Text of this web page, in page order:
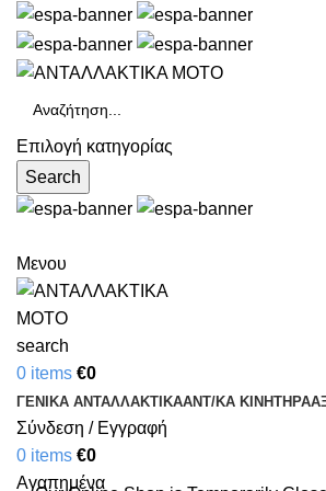
Επιλογή κατηγορίας
Search
Μενου
search
0 items €0
ΓΕΝΙΚΑ ΑΝΤΑΛΛΑΚΤΙΚΑΑΝΤ/ΚΑ ΚΙΝΗΤΗΡΑ
Σύνδεση / Εγγραφή
0 items €0
Αγαπημένα